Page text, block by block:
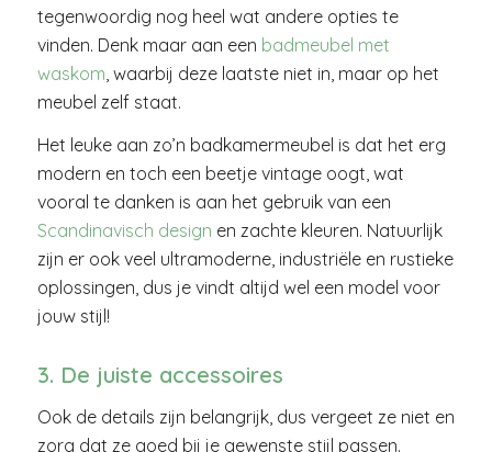
tegenwoordig nog heel wat andere opties te
vinden. Denk maar aan een badmeubel met
waskom , waarbij deze laatste niet in, maar op het
meubel zelf staat.
Het leuke aan zo’n badkamermeubel is dat het erg
modern en toch een beetje vintage oogt, wat
vooral te danken is aan het gebruik van een
Scandinavisch design en zachte kleuren. Natuurlijk
zijn er ook veel ultramoderne, industriële en rustieke
oplossingen, dus je vindt altijd wel een model voor
jouw stijl!
3. De juiste accessoires
Ook de details zijn belangrijk, dus vergeet ze niet en
zorg dat ze goed bij je gewenste stijl passen.